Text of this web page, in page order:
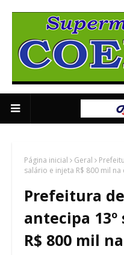
Página inicial Geral
salário e injeta R$ 800 mil
Prefeitura
antecipa
R$ 800 mil